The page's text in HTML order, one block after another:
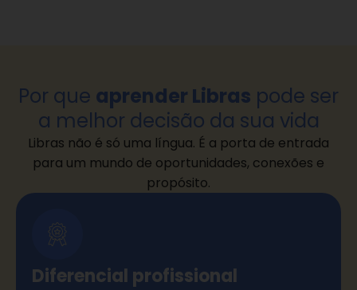
Por que aprender Libras pode ser
a melhor decisão da sua vida
Libras não é só uma língua. É a porta de entrada
para um mundo de oportunidades, conexões e
propósito.
Diferencial profissional